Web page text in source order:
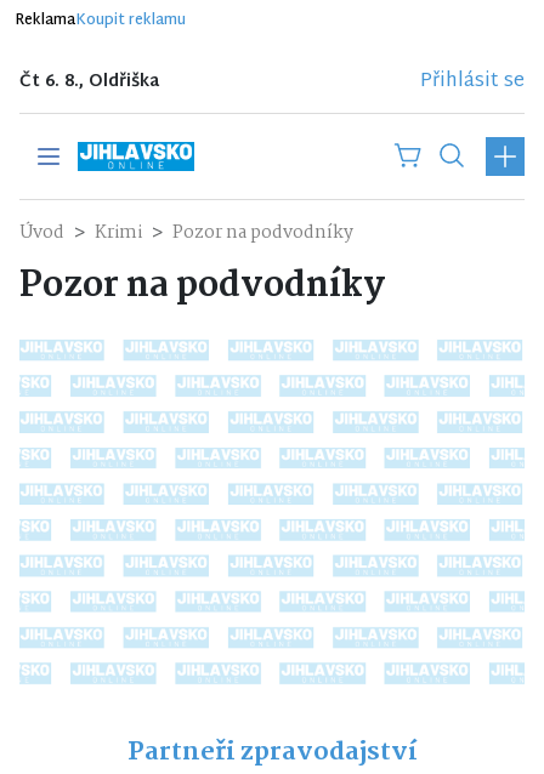
ReklamaKoupit reklamu
Čt 6. 8., Oldřiška Přihlásit se
Úvod Krimi Pozor na podvodníky
Pozor na podvodníky
Partneři zpravodajství